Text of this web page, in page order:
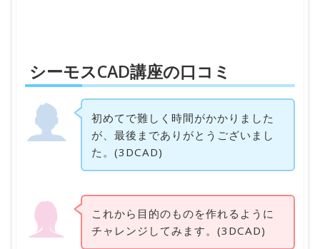
シーモスCAD講座の口コミ
初めてで難しく時間がかかりました
が、最後までありがとうございまし
た。(3DCAD)
これから目的のものを作れるように
チャレンジしてみます。(3DCAD)